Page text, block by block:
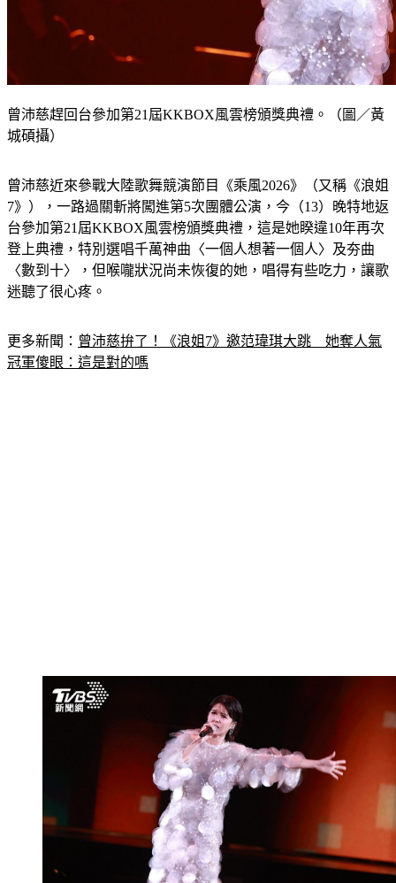
曾沛慈趕回台參加第21屆KKBOX風雲榜頒獎典禮。（圖／黃
城碩攝）
曾沛慈近來參戰大陸歌舞競演節目《乘風2026》（又稱《浪姐
7》），一路過關斬將闖進第5次團體公演，今（13）晚特地返
台參加第21屆KKBOX風雲榜頒獎典禮，這是她睽違10年再次
登上典禮，特別選唱千萬神曲〈一個人想著一個人〉及夯曲
〈數到十〉，但喉嚨狀況尚未恢復的她，唱得有些吃力，讓歌
迷聽了很心疼。
更多新聞： 曾沛慈拚了！《浪姐7》邀范瑋琪大跳　她奪人氣
冠軍傻眼：這是對的嗎